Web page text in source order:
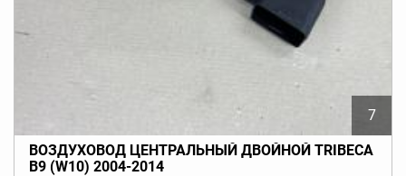
7
ВОЗДУХОВОД ЦЕНТРАЛЬНЫЙ ДВОЙНОЙ TRIBECA
B9 (W10) 2004-2014